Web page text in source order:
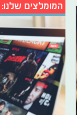
המומלצים שלנו: